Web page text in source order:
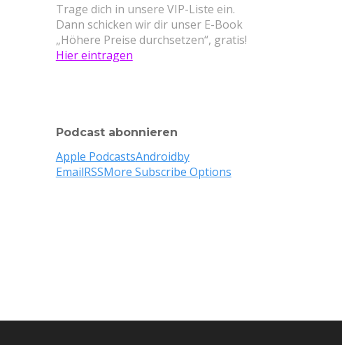
Trage dich in unsere VIP-Liste ein.
Dann schicken wir dir unser E-Book
„Höhere Preise durchsetzen“, gratis!
Hier eintragen
Podcast abonnieren
Apple PodcastsAndroidby
EmailRSSMore Subscribe Options